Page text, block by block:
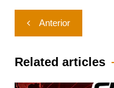
Navegação
de
Post
Anterior
Related articles